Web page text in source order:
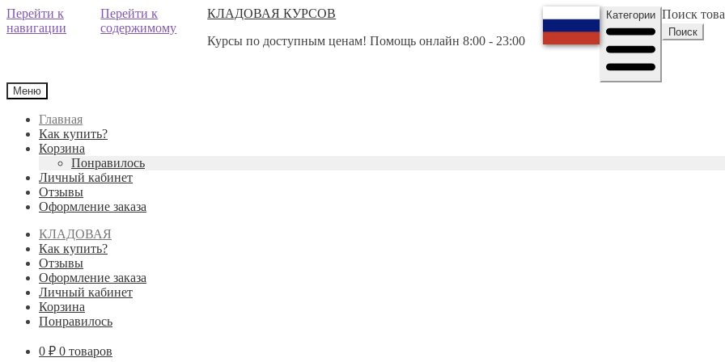
Перейти к
навигации
Перейти к
содержимому
КЛАДОВАЯ КУРСОВ
Курсы по доступным ценам! Помощь онлайн 8:00 - 23:00
Категории Поиск
Поиск
Меню
Главная
Как купить?
Корзина
Понравилось
Личный кабинет
Отзывы
Оформление заказа
КЛАДОВАЯ
Как купить?
Отзывы
Оформление заказа
Личный кабинет
Корзина
Понравилось
0 ₽ 0 товаров